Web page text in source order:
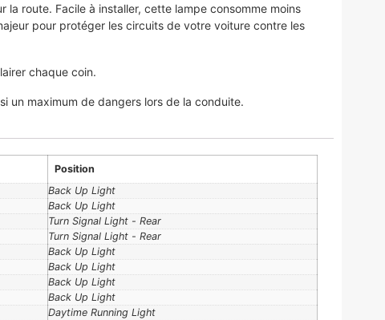
route. Facile à installer, cette lampe consomme moins
pour protéger les circuits de votre voiture contre les
chaque coin.
un maximum de dangers lors de la conduite.
Position
Back Up Light
Back Up Light
Turn Signal Light - Rear
Turn Signal Light - Rear
Back Up Light
Back Up Light
Back Up Light
Back Up Light
Daytime Running Light